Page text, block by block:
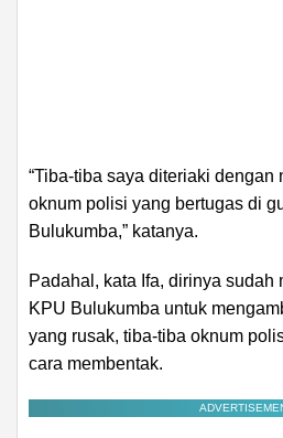
“Tiba-tiba saya diteriaki dengan
oknum polisi yang bertugas di
Bulukumba,” katanya.
Padahal, kata Ifa, dirinya sudah
KPU Bulukumba untuk
yang rusak, tiba-tiba oknum
cara membentak.